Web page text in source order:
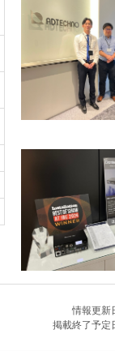
情報更新
掲載終了予定